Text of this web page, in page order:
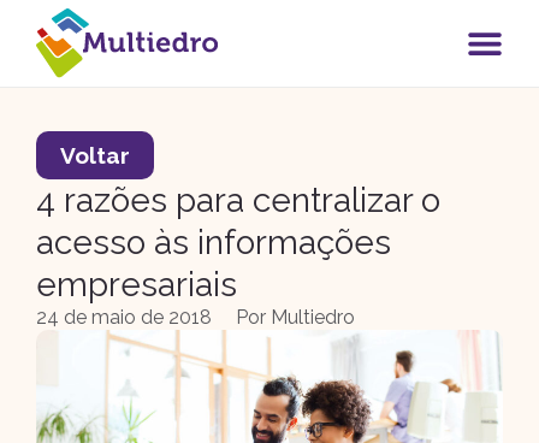
Voltar
4 razões para centralizar o
acesso às informações
empresariais
24 de maio de 2018 Por Multiedro